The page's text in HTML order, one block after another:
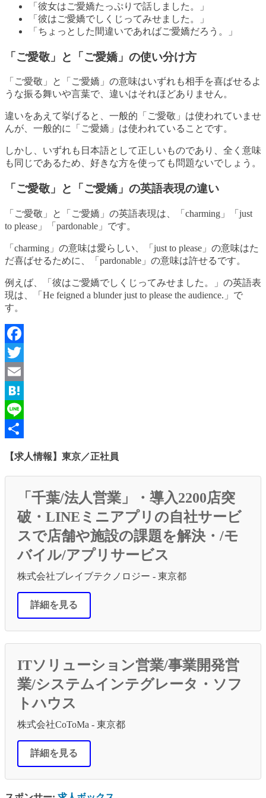
「彼女はご愛嬌たっぷりで話しました。」
「彼はご愛嬌でしくじってみせました。」
「ちょっとした間違いであればご愛嬌だろう。」
「ご愛敬」と「ご愛嬌」の使い分け方
「ご愛敬」と「ご愛嬌」の意味はいずれも相手を喜ばせるよ
うな振る舞いや言葉で、違いはそれほどありません。
違いをあえて挙げると、一般的「ご愛敬」は使われていませ
んが、一般的に「ご愛嬌」は使われていることです。
しかし、いずれも日本語として正しいものであり、全く意味
も同じであるため、好きな方を使っても問題ないでしょう。
「ご愛敬」と「ご愛嬌」の英語表現の違い
「ご愛敬」と「ご愛嬌」の英語表現は、「charming」「just
to please」「pardonable」です。
「charming」の意味は愛らしい、「just to please」の意味はた
だ喜ばせるために、「pardonable」の意味は許せるです。
例えば、「彼はご愛嬌でしくじってみせました。」の英語表
現は、「He feigned a blunder just to please the audience.」で
す。
Facebook
Twitter
Email
Hatena
Line
【求人情報】東京／正社員
「千葉/法人営業」・導入2200店突
破・LINEミニアプリの自社サービ
スで店舗や施設の課題を解決・/モ
バイル/アプリサービス
株式会社ブレイブテクノロジー - 東京都
詳細を見る
ITソリューション営業/事業開発営
業/システムインテグレータ・ソフ
トハウス
株式会社CoToMa - 東京都
詳細を見る